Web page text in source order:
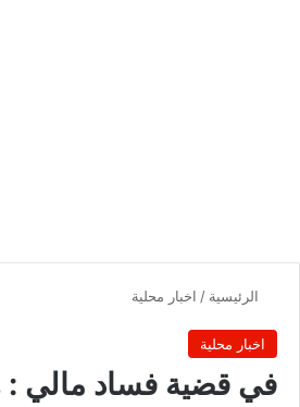
الرئيسية / اخبار محلية
اخبار محلية
في قضية فساد مالي :